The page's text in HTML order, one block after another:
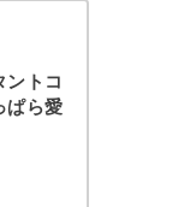
ントコ
ぱら愛